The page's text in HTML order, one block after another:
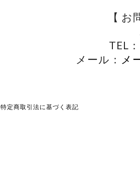
【
TEL
メール： メ
特定商取引法に基づく表記